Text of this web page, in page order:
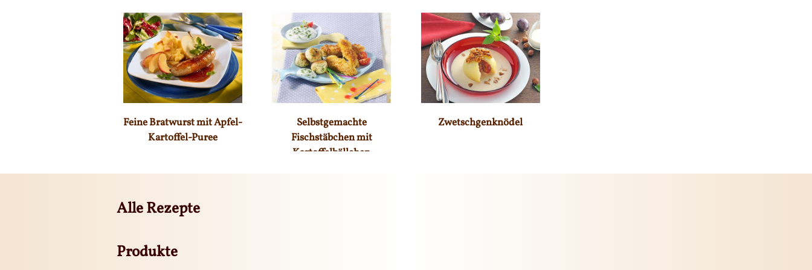
Feine Bratwurst mit Apfel-
Kartoffel-Puree
Selbstgemachte
Fischstäbchen mit
Kartoffelbällchen
Zwetschgenknödel
Alle Rezepte
Produkte